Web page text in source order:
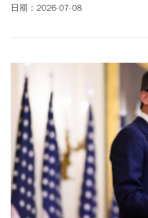
與投資人應該高度關注。
日期：2026-07-08